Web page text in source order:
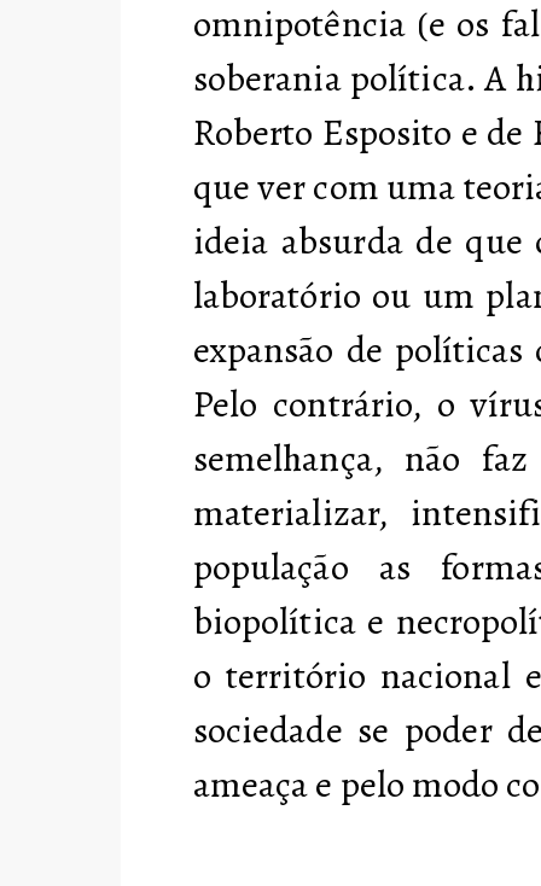
omnipotência (e os
soberania política. A
Roberto Esposito e
que ver com uma
ideia absurda de
laboratório ou um
expansão de
Pelo contrário, o
semelhança, não
materializar,
população as
biopolítica e
o território nacional
sociedade se poder
ameaça e pelo modo